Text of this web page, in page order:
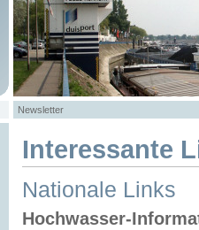
Newsletter
Interessante
Nationale Links
Hochwasser-